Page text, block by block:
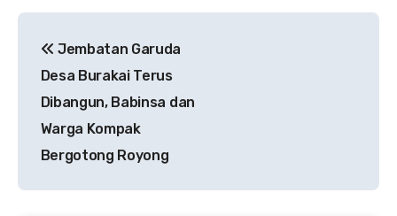
pos
Jembatan Garuda
Desa Burakai Terus
Dibangun, Babinsa dan
Warga Kompak
Bergotong Royong